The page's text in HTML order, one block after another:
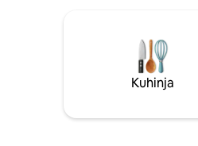
Kuhinja